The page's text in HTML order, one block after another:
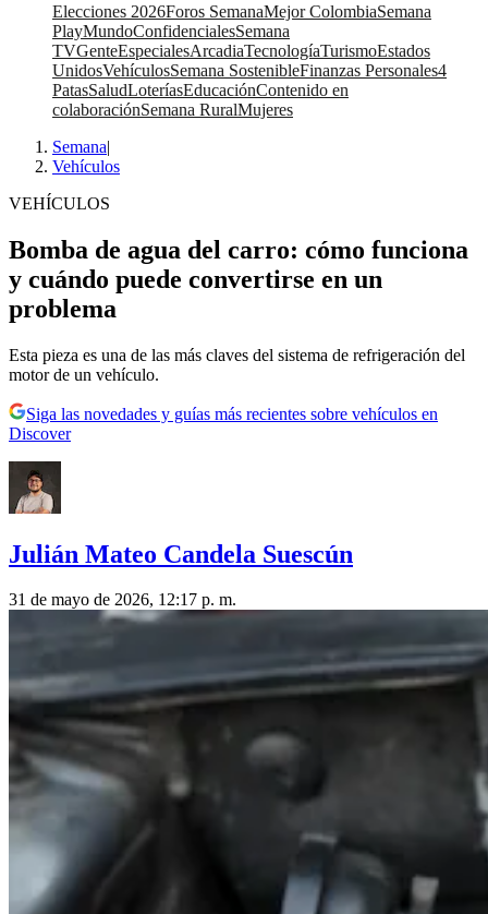
Elecciones 2026Foros SemanaMejor ColombiaSemana
PlayMundoConfidencialesSemana
TVGenteEspecialesArcadiaTecnologíaTurismoEstados
UnidosVehículosSemana SostenibleFinanzas Personales4
PatasSaludLoteríasEducaciónContenido en
colaboraciónSemana RuralMujeres
Semana|
Vehículos
VEHÍCULOS
Bomba de agua del carro: cómo funciona
y cuándo puede convertirse en un
problema
Esta pieza es una de las más claves del sistema de refrigeración del
motor de un vehículo.
Siga las novedades y guías más recientes sobre vehículos en
Discover
Julián Mateo Candela Suescún
31 de mayo de 2026, 12:17 p. m.